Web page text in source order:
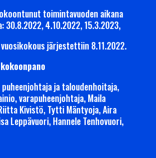
toimintavuoden aikana
30.8.2022, 4.10.2022, 15.3.2023,
järjestettiin 8.11.2022.
puheenjohtaja ja taloudenhoitaja,
varapuheenjohtaja, Maila
Kivistö, Tytti Mäntyoja, Aira
Leppävuori, Hannele Tenhovuori,